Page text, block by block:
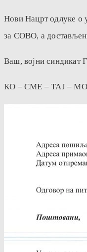
Нови Нацрт одлуке о
за СОВО, а
Ваш, војни синдикат
КО – СМЕ – ТАЈ –